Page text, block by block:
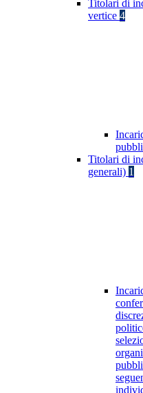
Titolari di
vertice 4
Titolari di
generali) 1